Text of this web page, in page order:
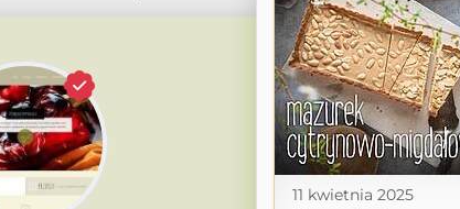
11 kwietnia 2025